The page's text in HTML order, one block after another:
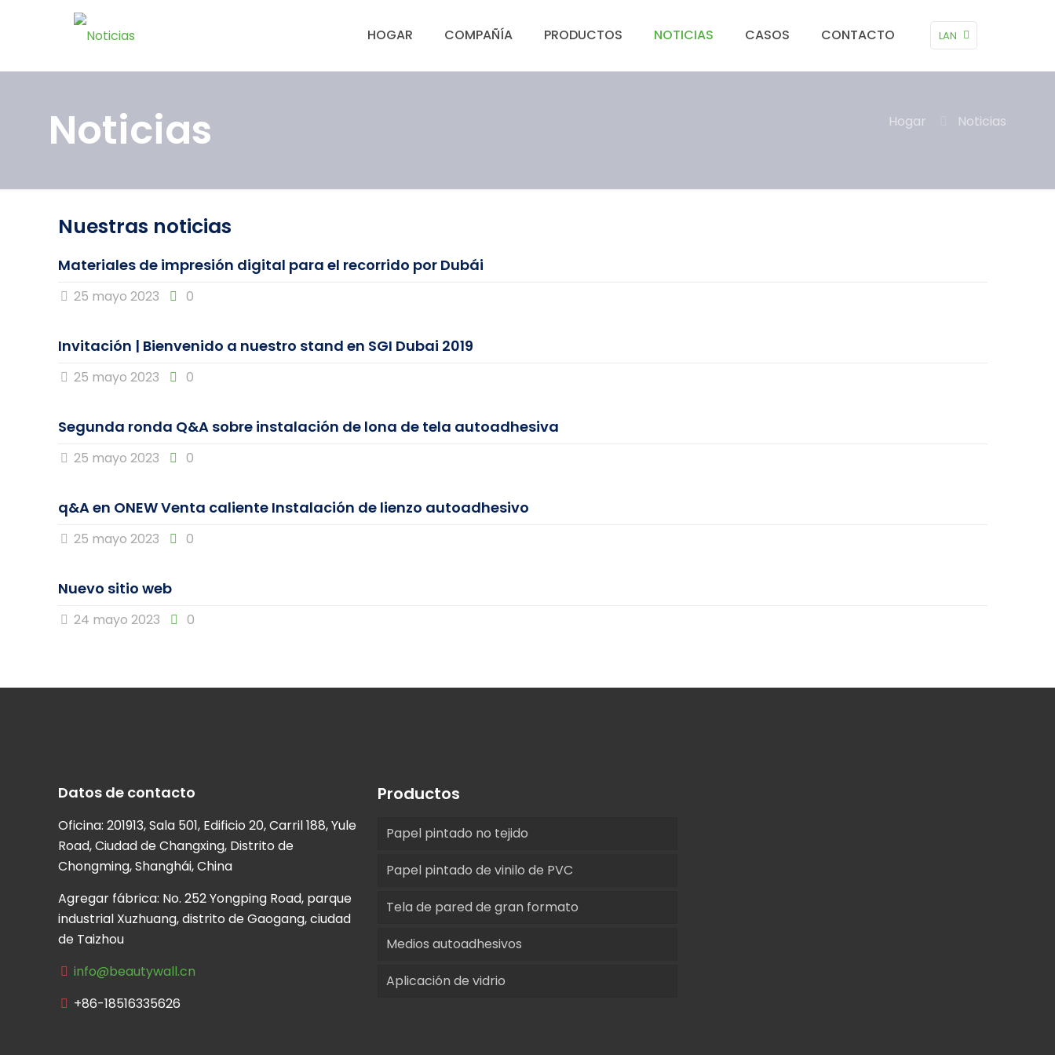
HOGAR COMPAÑÍA PRODUCTOS NOTICIAS CASOS CONTACTO LAN
Noticias Hogar Noticias
Nuestras noticias
Materiales de impresión digital para el recorrido por Dubái
25 mayo 2023 0
Invitación | Bienvenido a nuestro stand en SGI Dubai 2019
25 mayo 2023 0
Segunda ronda Q&A sobre instalación de lona de tela autoadhesiva
25 mayo 2023 0
q&A en ONEW Venta caliente Instalación de lienzo autoadhesivo
25 mayo 2023 0
Nuevo sitio web
24 mayo 2023 0
Datos de contacto
Oficina: 201913, Sala 501, Edificio 20, Carril 188, Yule
Road, Ciudad de Changxing, Distrito de
Chongming, Shanghái, China
Agregar fábrica: No. 252 Yongping Road, parque
industrial Xuzhuang, distrito de Gaogang, ciudad
de Taizhou
info@beautywall.cn
+86-18516335626
Productos
Papel pintado no tejido
Papel pintado de vinilo de PVC
Tela de pared de gran formato
Medios autoadhesivos
Aplicación de vidrio